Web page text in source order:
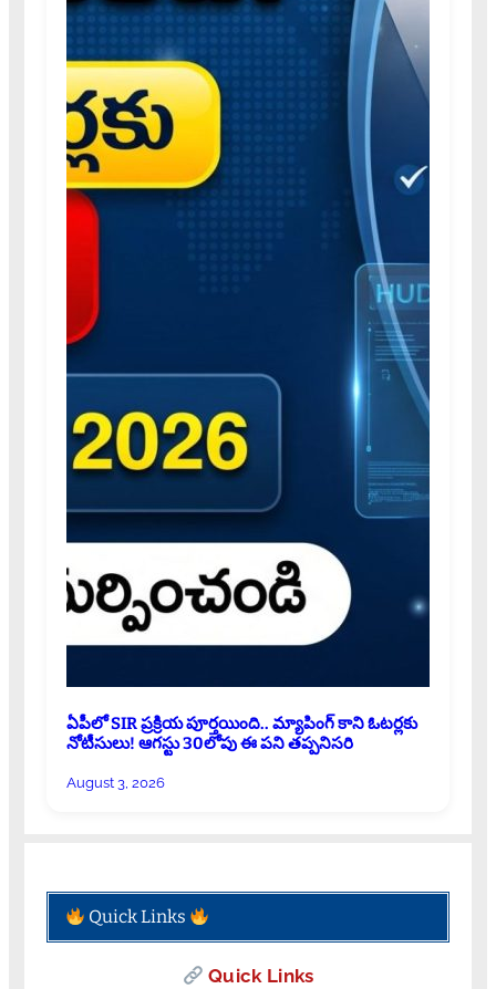
ఏపీలో SIR ప్రక్రియ పూర్తయింది.. మ్యాపింగ్ కాని ఓటర్లకు
నోటీసులు! ఆగస్టు 30లోపు ఈ పని తప్పనిసరి
August 3, 2026
Quick Links
Quick Links